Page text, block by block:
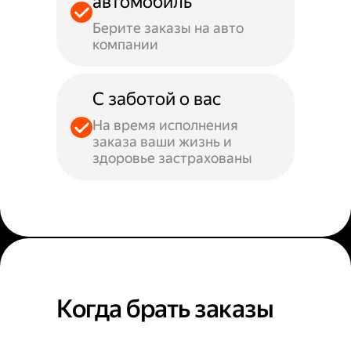
Берите заказы на авто
компании
С заботой о вас
На время исполнения
заказа ваши жизнь и
здоровье застрахованы
Когда брать заказы